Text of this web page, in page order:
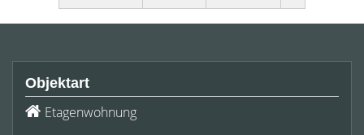
Objektart
Etagenwohnung